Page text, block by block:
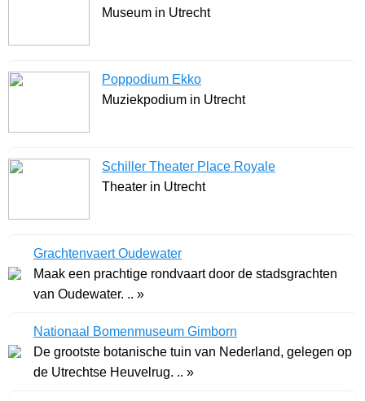
Museum in Utrecht
Poppodium Ekko
Muziekpodium in Utrecht
Schiller Theater Place Royale
Theater in Utrecht
Grachtenvaert Oudewater
Maak een prachtige rondvaart door de stadsgrachten
van Oudewater. .. »
Nationaal Bomenmuseum Gimborn
De grootste botanische tuin van Nederland, gelegen op
de Utrechtse Heuvelrug. .. »